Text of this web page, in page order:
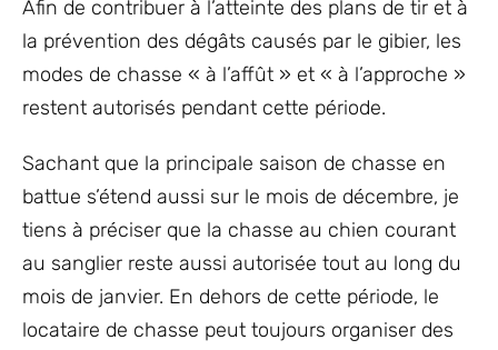
Afin de contribuer à l’atteinte des plans de tir et à
la prévention des dégâts causés par le gibier, les
modes de chasse « à l’affût » et « à l’approche »
restent autorisés pendant cette période.
Sachant que la principale saison de chasse en
battue s’étend aussi sur le mois de décembre, je
tiens à préciser que la chasse au chien courant
au sanglier reste aussi autorisée tout au long du
mois de janvier. En dehors de cette période, le
locataire de chasse peut toujours organiser des